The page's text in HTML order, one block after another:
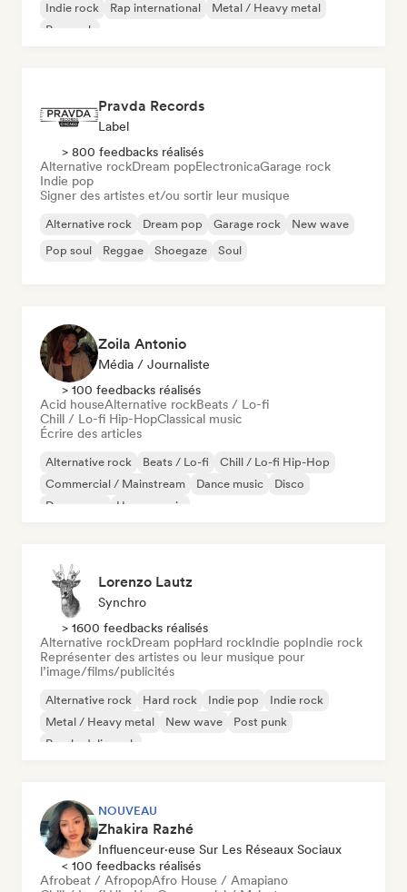
Indie rock
Rap international
Metal / Heavy metal
Pop rock
Pravda Records
Label
> 800 feedbacks réalisés
Alternative rockDream popElectronicaGarage rock
Indie pop
Signer des artistes et/ou sortir leur musique
Alternative rock Dream pop Garage rock
New wave
Pop soul
Reggae Shoegaze Soul
Zoila Antonio
Média / Journaliste
> 100 feedbacks réalisés
Acid houseAlternative rockBeats / Lo-fi
Chill / Lo-fi Hip-HopClassical music
Écrire des articles
Alternative rock Beats / Lo-fi
Chill / Lo-fi Hip-Hop
Commercial / Mainstream
Dance music
Disco
Dream pop
House music
Lorenzo Lautz
Synchro
> 1600 feedbacks réalisés
Alternative rockDream popHard rockIndie popIndie rock
Représenter des artistes ou leur musique pour
l’image/films/publicités
Alternative rock Hard rock Indie pop
Indie rock
Metal / Heavy metal
New wave
Post punk
Psychedelic rock
NOUVEAU
Zhakira Razhé
Influenceur·euse Sur Les Réseaux Sociaux
< 100 feedbacks réalisés
Afrobeat / AfropopAfro House / Amapiano